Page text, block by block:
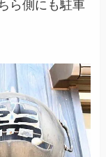
ら側にも駐車